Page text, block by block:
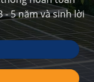
- 5 năm và sinh lời